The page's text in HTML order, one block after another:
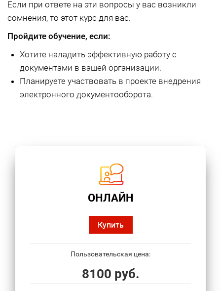
Если при ответе на эти вопросы у вас возникли
сомнения, то этот курс для вас.
Пройдите обучение, если:
Хотите наладить эффективную работу с
документами в вашей организации.
Планируете участвовать в проекте внедрения
электронного документооборота.
ОНЛАЙН
Купить
Пользовательская цена:
8100 руб.